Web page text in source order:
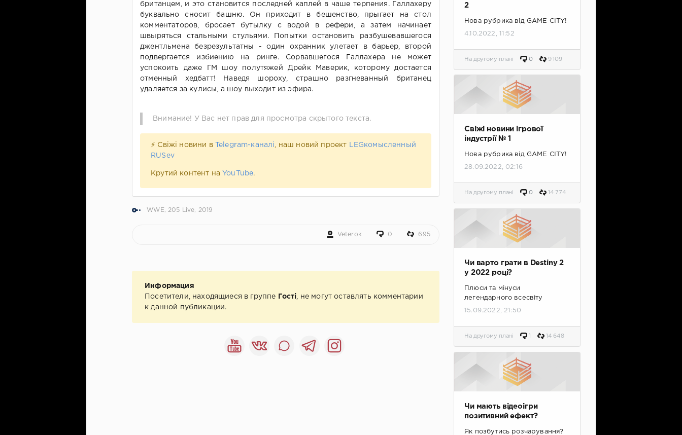
британцем, и это становится последней каплей в чаше терпения. Галлахеру
буквально сносит башню. Он приходит в бешенство, прыгает на стол
комментаторов, бросает бутылку с водой в рефери, а затем начинает
швыряться стальными стульями. Попытки остановить разбушевавшегося
джентльмена безрезультатны - один охранник улетает в барьер, второй
подвергается избиению на ринге. Сорвавшегося Галлахера не может
успокоить даже ГМ шоу полутяжей Дрейк Маверик, которому достается
отменный хедбатт! Наведя шороху, страшно разгневанный британец
удаляется за кулисы, а шоу выходит из эфира.
Внимание! У Вас нет прав для просмотра скрытого текста.
⚡ Свіжі новини в Telegram-каналі , наш новий проект
LEGкомысленный
RUSev
Крутий контент на YouTube.
WWE,205 Live, 2019
Veterok 0 695
Информация
Посетители, находящиеся в группе
Гості
, не могут оставлять комментарии
к данной публикации.
2
Нова рубрика від GAME CITY!
4.10.2022, 11:52
На другому плані 0 9 109
Свіжі новини ігрової
індустрії № 1
Нова рубрика від GAME CITY!
28.09.2022, 02:16
На другому плані 0 14 774
Чи варто грати в Destiny 2
у 2022 році?
Плюси та мінуси
легендарного всесвіту
15.09.2022, 21:50
На другому плані 1 14 648
Чи мають відеоігри
позитивний ефект?
Як позбутись розчарування?